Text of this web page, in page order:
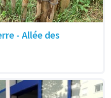
- Allée des